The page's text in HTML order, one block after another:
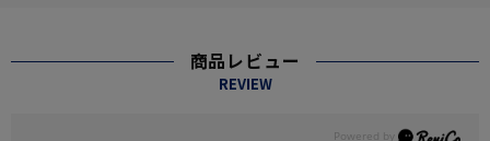
商品レビュー
REVIEW